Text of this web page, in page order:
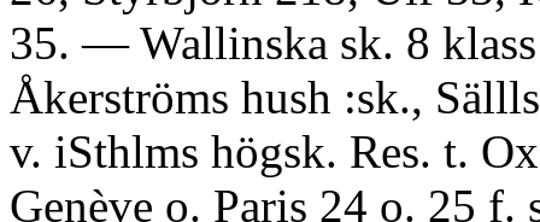
35. — Wallinska sk. 8
Åkerströms hush :sk.,
v. iSthlms högsk. Res. t.
Genève o. Paris 24 o. 25 f.